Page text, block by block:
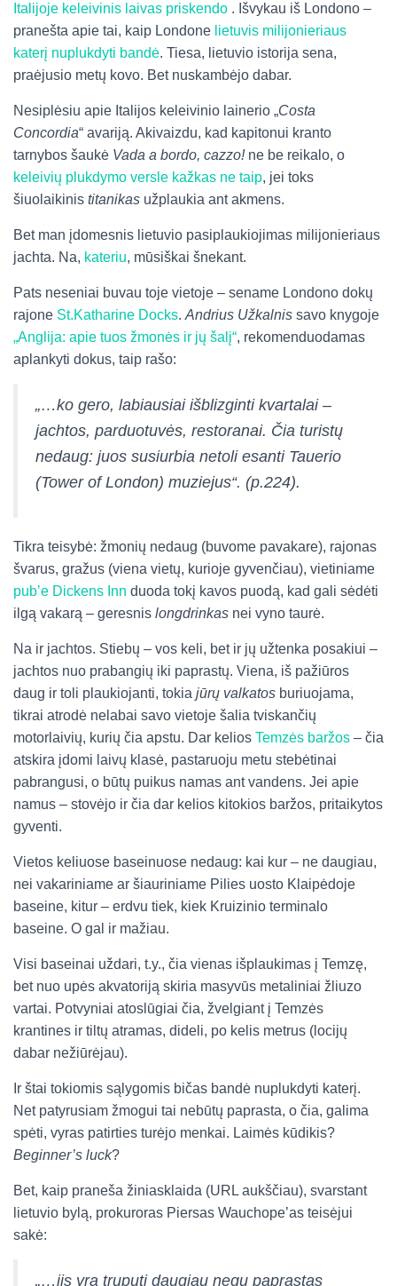
Italijoje keleivinis laivas priskendo . Išvykau iš Londono –
pranešta apie tai, kaip Londone lietuvis milijonieriaus
katerį nuplukdyti bandė. Tiesa, lietuvio istorija sena,
praėjusio metų kovo. Bet nuskambėjo dabar.
Nesiplėsiu apie Italijos keleivinio lainerio „Costa
Concordia“ avariją. Akivaizdu, kad kapitonui kranto
tarnybos šaukė Vada a bordo, cazzo!ne be reikalo, o
keleivių plukdymo versle kažkas ne taip, jei toks
šiuolaikinis titanikas užplaukia ant akmens.
Bet man įdomesnis lietuvio pasiplaukiojimas milijonieriaus
jachta. Na, kateriu, mūsiškai šnekant.
Pats neseniai buvau toje vietoje – sename Londono dokų
rajone St.Katharine Docks. Andrius Užkalnis savo knygoje
„Anglija: apie tuos žmonės ir jų šalį“, rekomenduodamas
aplankyti dokus, taip rašo:
„…ko gero, labiausiai išblizginti kvartalai –
jachtos, parduotuvės, restoranai. Čia turistų
nedaug: juos susiurbia netoli esanti Tauerio
(Tower of London) muziejus“. (p.224).
Tikra teisybė: žmonių nedaug (buvome pavakare), rajonas
švarus, gražus (viena vietų, kurioje gyvenčiau), vietiniame
pub’e Dickens Inn duoda tokį kavos puodą, kad gali sėdėti
ilgą vakarą – geresnis longdrinkas nei vyno taurė.
Na ir jachtos. Stiebų – vos keli, bet ir jų užtenka posakiui –
jachtos nuo prabangių iki paprastų. Viena, iš pažiūros
daug ir toli plaukiojanti, tokia jūrų valkatos buriuojama,
tikrai atrodė nelabai savo vietoje šalia tviskančių
motorlaivių, kurių čia apstu. Dar kelios Temzės baržos – čia
atskira įdomi laivų klasė, pastaruoju metu stebėtinai
pabrangusi, o būtų puikus namas ant vandens. Jei apie
namus – stovėjo ir čia dar kelios kitokios baržos, pritaikytos
gyventi.
Vietos keliuose baseinuose nedaug: kai kur – ne daugiau,
nei vakariniame ar šiauriniame Pilies uosto Klaipėdoje
baseine, kitur – erdvu tiek, kiek Kruizinio terminalo
baseine. O gal ir mažiau.
Visi baseinai uždari, t.y., čia vienas išplaukimas į Temzę,
bet nuo upės akvatoriją skiria masyvūs metaliniai žliuzo
vartai. Potvyniai atoslūgiai čia, žvelgiant į Temzės
krantines ir tiltų atramas, dideli, po kelis metrus (locijų
dabar nežiūrėjau).
Ir štai tokiomis sąlygomis bičas bandė nuplukdyti katerį.
Net patyrusiam žmogui tai nebūtų paprasta, o čia, galima
spėti, vyras patirties turėjo menkai. Laimės kūdikis?
Beginner’s luck?
Bet, kaip praneša žiniasklaida (URL aukščiau), svarstant
lietuvio bylą, prokuroras Piersas Wauchope’as teisėjui
sakė:
„…jis yra truputį daugiau negu paprastas